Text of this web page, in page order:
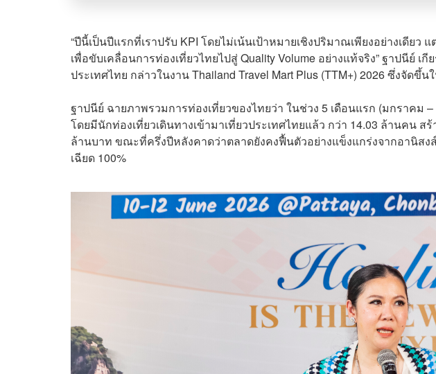
“ปีนี้เป็นปีแรกที่เราปรับ KPI โดยไม่เน้นเป้าหมายเชิงปริมาณเพียงอย่างเดียว
เพื่อขับเคลื่อนการท่องเที่ยวไทยไปสู่ Quality Volume อย่างแท้จริง” ฐาปนีย์ เ
ประเทศไทย กล่าวในงาน Thailand Travel Mart Plus (TTM+) 2026 ซึ่งจัดขึ้
ฐาปนีย์ ฉายภาพรวมการท่องเที่ยวของไทยว่า ในช่วง 5 เดือนแรก (มกราคม
โดยมีนักท่องเที่ยวเดินทางเข้ามาเที่ยวประเทศไทยแล้ว กว่า 14.03 ล้านคน ส
ล้านบาท ขณะที่ครึ่งปีหลังคาดว่าตลาดยังคงฟื้นตัวอย่างแข็งแกร่งจากอานิส
เฉียด 100%